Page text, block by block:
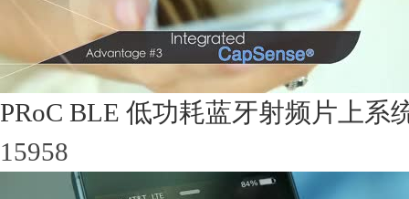
PRoC BLE 低功耗蓝牙射频片上系
15958